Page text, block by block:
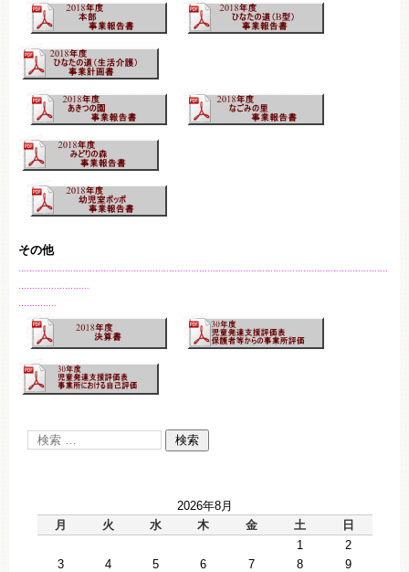
その他
………………………………………………………………………………………………………………………
……………………..
…………..
2026年8月
月
火 水 木 金 土 日
1
2
3
4 5 6 7 8
9